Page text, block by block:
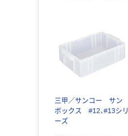
三甲／サンコー サン
ボックス #12、#13シリ
ーズ